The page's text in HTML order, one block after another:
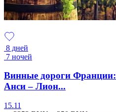
8 дней
7 ночей
Винные дороги
Анси – Лион...
15.11